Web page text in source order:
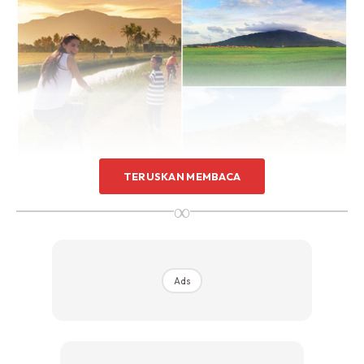
melalui perjalanan sejauh 14 kilometer dari kaki gunung
TERUSKAN MEMBACA
∞
Ads